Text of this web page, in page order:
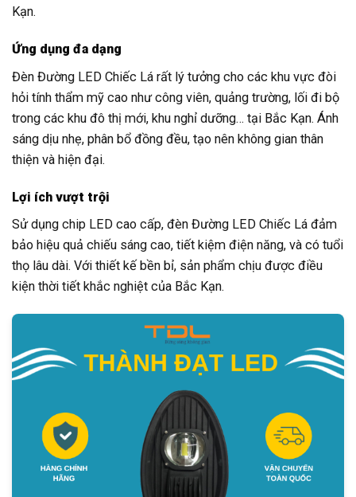
Kạn.
Ứng dụng đa dạng
Đèn Đường LED Chiếc Lá rất lý tưởng cho các khu vực đòi
hỏi tính thẩm mỹ cao như công viên, quảng trường, lối đi bộ
trong các khu đô thị mới, khu nghỉ dưỡng… tại Bắc Kạn. Ánh
sáng dịu nhẹ, phân bổ đồng đều, tạo nên không gian thân
thiện và hiện đại.
Lợi ích vượt trội
Sử dụng chip LED cao cấp, đèn Đường LED Chiếc Lá đảm
bảo hiệu quả chiếu sáng cao, tiết kiệm điện năng, và có tuổi
thọ lâu dài. Với thiết kế bền bỉ, sản phẩm chịu được điều
kiện thời tiết khắc nghiệt của Bắc Kạn.